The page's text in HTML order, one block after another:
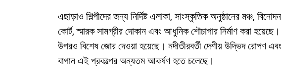
এছাড়াও শিল্পীদের জন্য নির্দিষ্ট এলাকা, সাংস্কৃতিক অনুষ্ঠানের মঞ্চ,
কোর্ট, স্মারক সামগ্রীর দোকান এবং আধুনিক শৌচাগার নির্মাণ করা
উপরও বিশেষ জোর দেওয়া হয়েছে। নদীতীরবর্তী দেশীয় উদ্ভিদ রোপণ
বাগান এই প্রকল্পের অন্যতম আকর্ষণ হতে চলেছে।